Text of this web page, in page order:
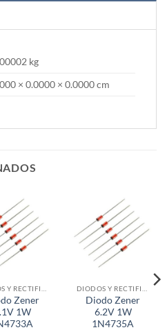
kg
× 0.0000 × 0.0000 cm
Zener
1W
Diodo Zener
6.2V 1W
1N4735A